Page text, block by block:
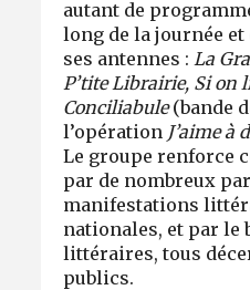
autant de
long de la journée
ses antennes : La
P’tite Librairie, Si on
Conciliabule(bande
l’opération J’aime à
Le groupe renforce
par de nombreux
manifestations
nationales, et par le
littéraires, tous
publics.